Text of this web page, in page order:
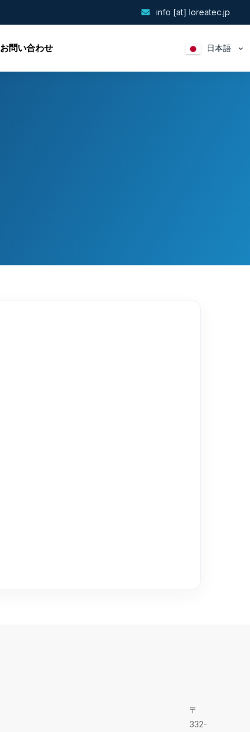
info [at] loreatec.jp
お問い合わせ 日本語
〒
332-